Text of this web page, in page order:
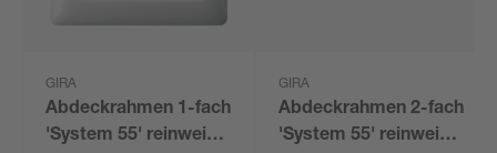
GIRA
Abdeckrahmen 1-fach
'System 55' reinweiß
GIRA
Abdeckrahmen 2-fach
'System 55' reinweiß